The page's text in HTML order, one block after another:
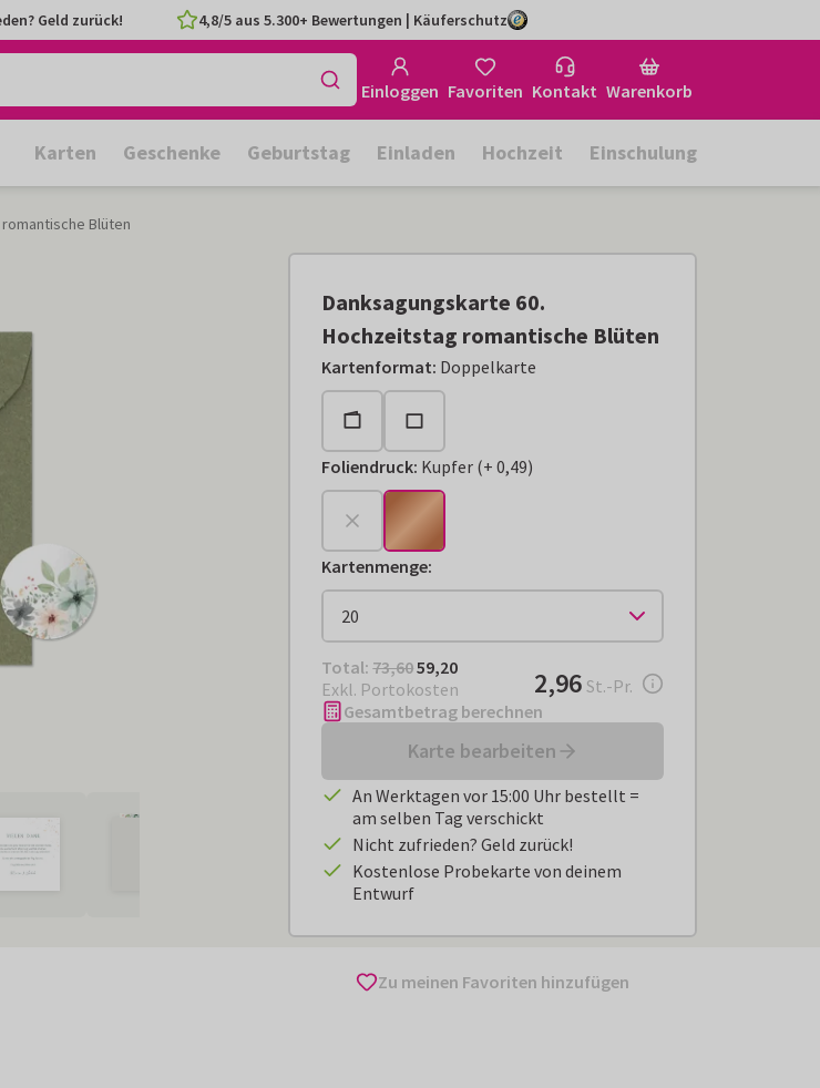
Geld zurück! 4,8/5 aus 5.300+ Bewertungen | Käuferschutz
Einloggen Favoriten Kontakt Warenkorb
Karten Geschenke Geburtstag Einladen Hochzeit Einschulung
Blüten
Danksagungskarte 60.
Hochzeitstag romantische Blüten
Kartenformat: Doppelkarte
Foliendruck: Kupfer (
+€ 0,49
+ 0,49)
Kartenmenge:
Total: € 59,20
Total: 73,6059,20
Exkl. Portokosten
€ 2,96pro Stück
2,96 St.-Pr.
Gesamtbetrag berechnen
Karte bearbeiten
An Werktagen vor 15:00 Uhr bestellt =
am selben Tag verschickt
Nicht zufrieden? Geld zurück!
Kostenlose Probekarte von deinem
Entwurf
Zu meinen Favoriten hinzufügen